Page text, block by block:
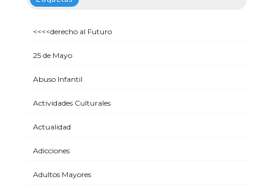
<<<<derecho al Futuro
25 de Mayo
Abuso Infantil
Actividades Culturales
Actualidad
Adicciones
Adultos Mayores